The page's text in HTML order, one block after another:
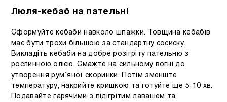
Люля-кебаб на пательні
Сформуйте кебаби навколо шпажки. Товщина кебабів
має бути трохи більшою за стандартну сосиску.
Викладіть кебаби на добре розігріту пательню з
рослинною олією. Смажте на сильному вогні до
утворення рум`яної скоринки. Потім зменште
температуру, накрийте кришкою та готуйте ще 5-10 хв.
Подавайте гарячими з підігрітим лавашем та